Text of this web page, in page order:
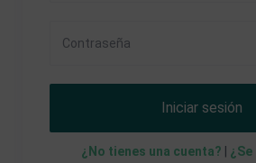
Iniciar sesión
¿No tienes una cuenta?